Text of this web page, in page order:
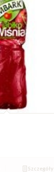
Szczegóły